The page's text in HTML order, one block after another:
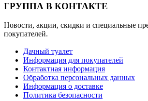
ГРУППА В КОНТАКТЕ
Новости, акции, скидки и специальные
покупателей.
Дачный туалет
Информация для покупателей
Контактная информация
Обработка персональных данных
Информация о доставке
Политика безопасности